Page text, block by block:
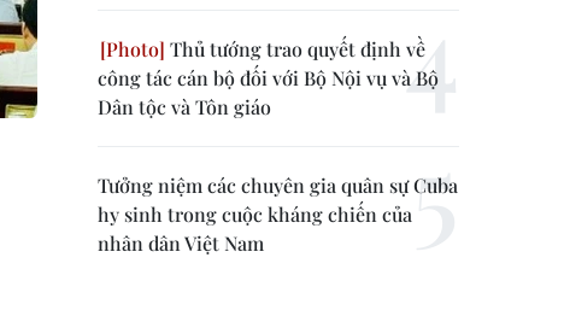
Thủ tướng trao quyết định về
công tác cán bộ đối với Bộ Nội vụ và Bộ
Dân tộc và Tôn giáo
Tưởng niệm các chuyên gia quân sự Cuba
hy sinh trong cuộc kháng chiến của
nhân dân Việt Nam